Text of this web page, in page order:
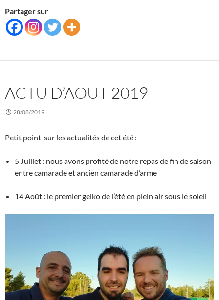
Partager sur
ACTU D’AOUT 2019
28/08/2019
Petit point sur les actualités de cet été :
5 Juillet : nous avons profité de notre repas de fin de saison
entre camarade et ancien camarade d’arme
14 Août : le premier geiko de l’été en plein air sous le soleil